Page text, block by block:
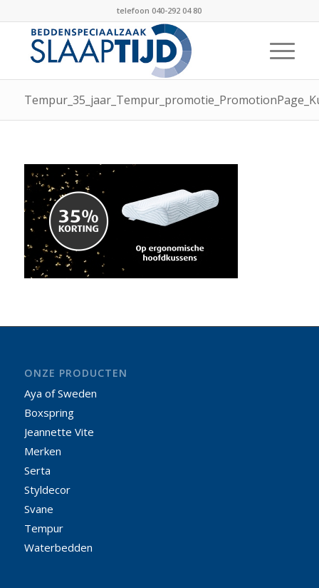
telefoon 040-292 04 80
ONZE PRODUCTEN
Aya of Sweden
Boxspring
Jeannette Vite
Merken
Serta
Styldecor
Svane
Tempur
Waterbedden